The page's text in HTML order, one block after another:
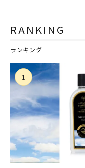
RANKING
ランキング